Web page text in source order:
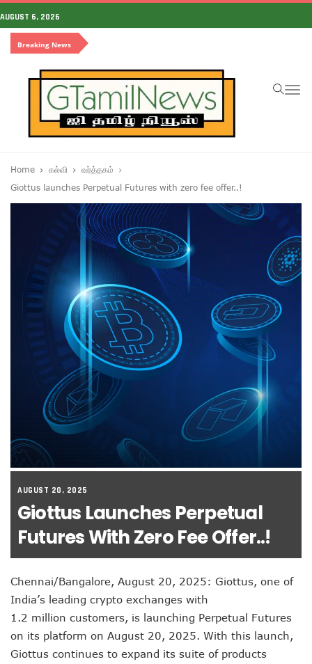
AUGUST 6, 2026
Breaking News
Home கல்வி
வர்த்தகம்
Giottus launches Perpetual Futures with zero fee offer..!
AUGUST 20, 2025
Giottus Launches Perpetual
Futures With Zero Fee Offer..!
Chennai/Bangalore, August 20, 2025: Giottus, one of
India’s leading crypto exchanges with
1.2 million customers, is launching Perpetual Futures
on its platform on August 20, 2025. With this launch,
Giottus continues to expand its suite of products